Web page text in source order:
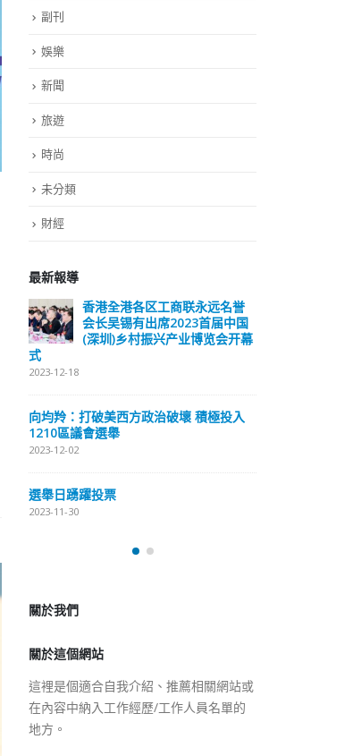
副刊
娛樂
新聞
旅遊
時尚
未分類
財經
最新報導
香港全港各区工商联永远名誉
会长吴锡有出席2023首届中国
(深圳)乡村振兴产业博览会开幕
式
2023-12-18
向均羚：打破美西方政治破壞 積極投入
1210區議會選舉
2023-12-02
選舉日踴躍投票
2023-11-30
關於我們
關於這個網站
這裡是個適合自我介紹、推薦相關網站或
在內容中納入工作經歷/工作人員名單的
地方。